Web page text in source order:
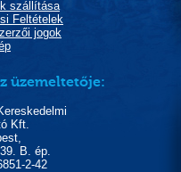
szállítása
Feltételek
jogok
üzemeltetője:
Kft.
B. ép.
2-42